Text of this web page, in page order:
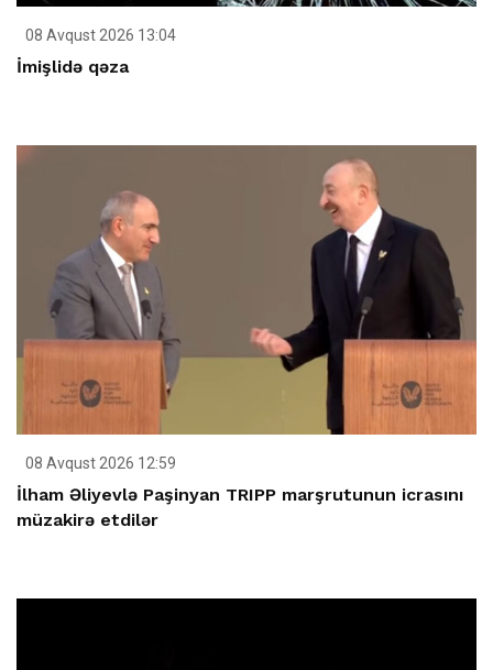
08 Avqust 2026 13:04
İmişlidə qəza
08 Avqust 2026 12:59
İlham Əliyevlə Paşinyan TRIPP marşrutunun icrasını
müzakirə etdilər